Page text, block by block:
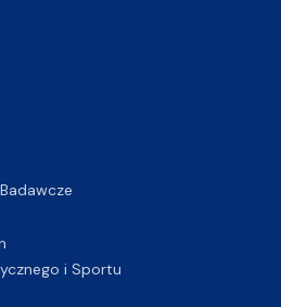
i Sportu